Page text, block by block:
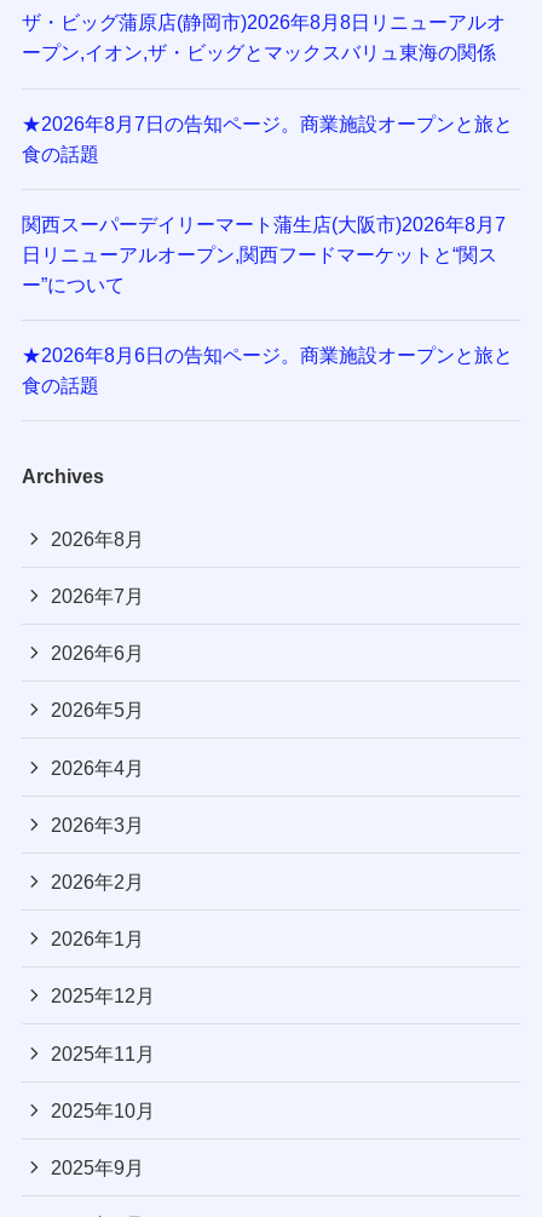
ザ・ビッグ蒲原店(静岡市)2026年8月8日リニューアルオ
ープン,イオン,ザ・ビッグとマックスバリュ東海の関係
★2026年8月7日の告知ページ。商業施設オープンと旅と
食の話題
関西スーパーデイリーマート蒲生店(大阪市)2026年8月7
日リニューアルオープン,関西フードマーケットと“関ス
ー”について
★2026年8月6日の告知ページ。商業施設オープンと旅と
食の話題
Archives
2026年8月
2026年7月
2026年6月
2026年5月
2026年4月
2026年3月
2026年2月
2026年1月
2025年12月
2025年11月
2025年10月
2025年9月